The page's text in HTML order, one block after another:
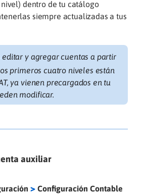
dentro de tu catálogo
siempre actualizadas a tus
y agregar cuentas a partir
primeros cuatro niveles están
ya vienen precargados en tu
modificar.
auxiliar
> Configuración Contable